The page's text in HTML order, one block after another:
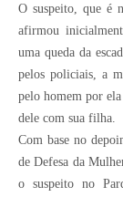
O suspeito, que é
afirmou
uma queda da
pelos policiais, a
pelo homem por
dele com sua filha.
Com base no
de Defesa da
o suspeito no